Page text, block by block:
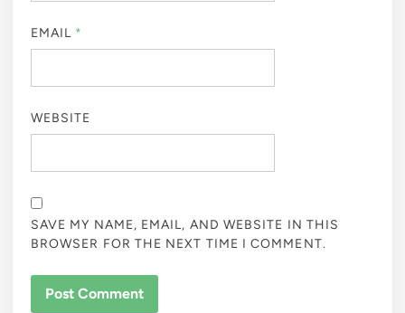
EMAIL *
WEBSITE
SAVE MY NAME, EMAIL, AND WEBSITE IN THIS
BROWSER FOR THE NEXT TIME I COMMENT.